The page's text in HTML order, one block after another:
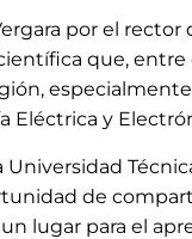
por el rector
que,
Eléctrica y
de
lugar para el